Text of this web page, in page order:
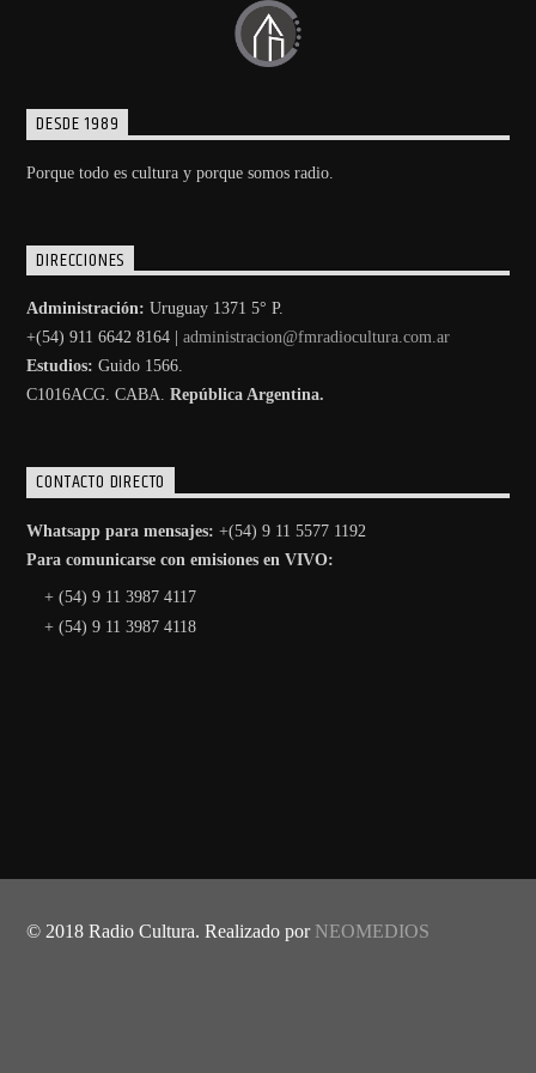
DESDE 1989
Porque todo es cultura y porque somos radio.
DIRECCIONES
Administración: Uruguay 1371 5° P.
+(54) 911 6642 8164 |administracion@fmradiocultura.com.ar
Estudios: Guido 1566.
C1016ACG. CABA.República Argentina.
CONTACTO DIRECTO
Whatsapp para mensajes: +(54) 9 11 5577 1192
Para comunicarse con emisiones en VIVO:
+ (54) 9 11 3987 4117
+ (54) 9 11 3987 4118
© 2018 Radio Cultura. Realizado por NEOMEDIOS